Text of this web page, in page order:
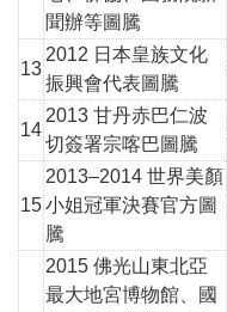
聞辦等圖騰
13
2012 日本皇族文化
振興會代表圖騰
14
2013 甘丹赤巴仁波
切簽署宗喀巴圖騰
15
2013–2014 世界美顏
小姐冠軍決賽官方圖
騰
2015 佛光山東北亞
最大地宮博物館、國